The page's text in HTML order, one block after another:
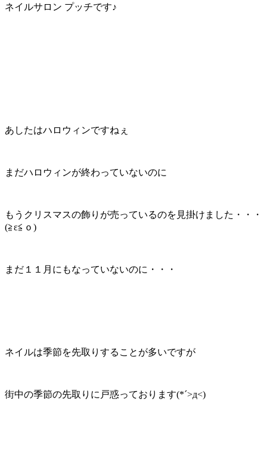
ネイルサロン プッチです♪
あしたはハロウィンですねぇ
まだハロウィンが終わっていないのに
もうクリスマスの飾りが売っているのを見掛けました・・・
(≧ε≦ｏ)
まだ１１月にもなっていないのに・・・
ネイルは季節を先取りすることが多いですが
街中の季節の先取りに戸惑っております(*´>д<)